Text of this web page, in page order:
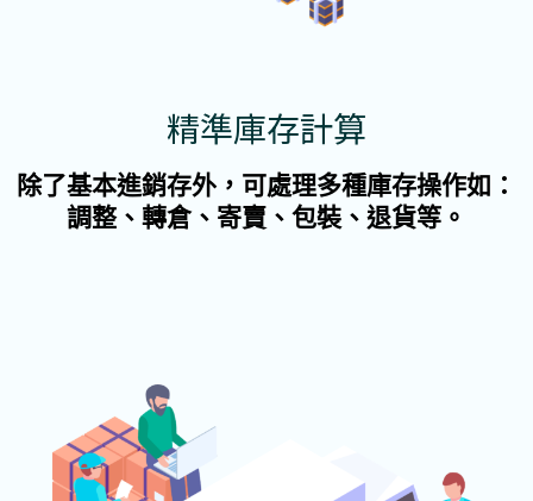
精準庫存計算
除了基本進銷存外，可處理多種庫存操作如：
調整、轉倉、寄賣、包裝、退貨等。